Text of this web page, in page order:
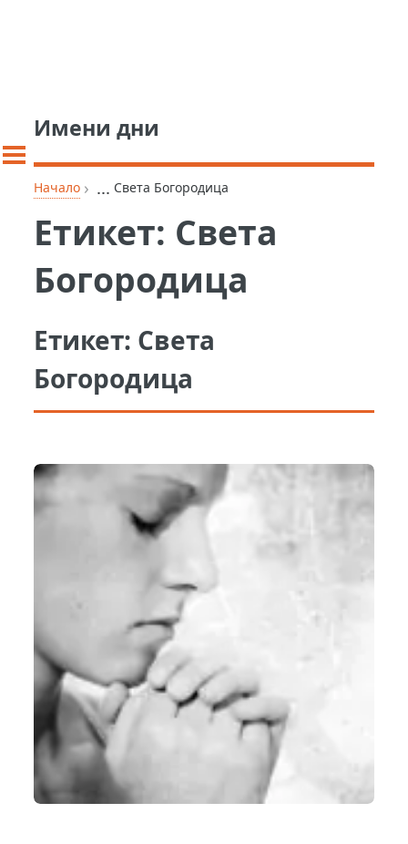
Имени дни
Начало › ... Света Богородица
Етикет: Света
Богородица
Етикет: Света
Богородица